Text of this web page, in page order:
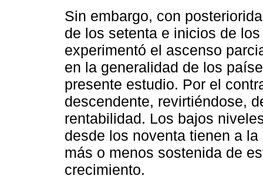
Sin embargo, con
de los setenta e inicios de
experimentó el ascenso
en la generalidad de los
presente estudio. Por el
descendente, revirtiéndose,
rentabilidad. Los bajos
desde los noventa tienen a
más o menos sostenida de
crecimiento.